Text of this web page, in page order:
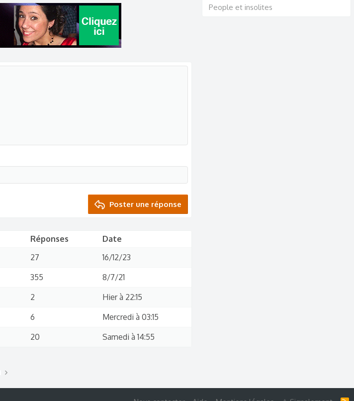
Poster une réponse
Réponses
Date
27
16/12/23
355
8/7/21
2
Hier à 22:15
6
Mercredi à 03:15
20 Samedi à 14:55
People et insolites